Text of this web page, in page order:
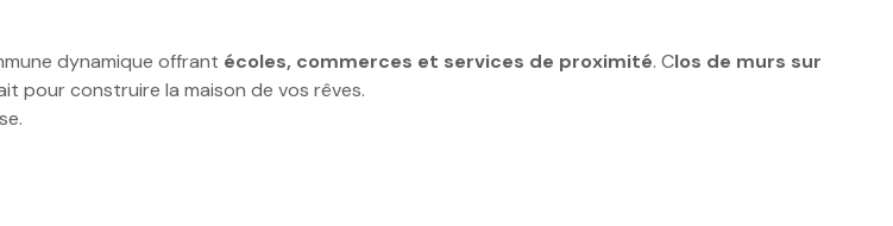
dynamique offrant écoles, commerces et services de proximité. Clos de murs sur
pour construire la maison de vos rêves.